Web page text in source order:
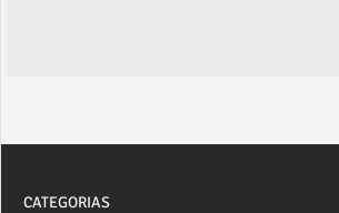
CATEGORIAS